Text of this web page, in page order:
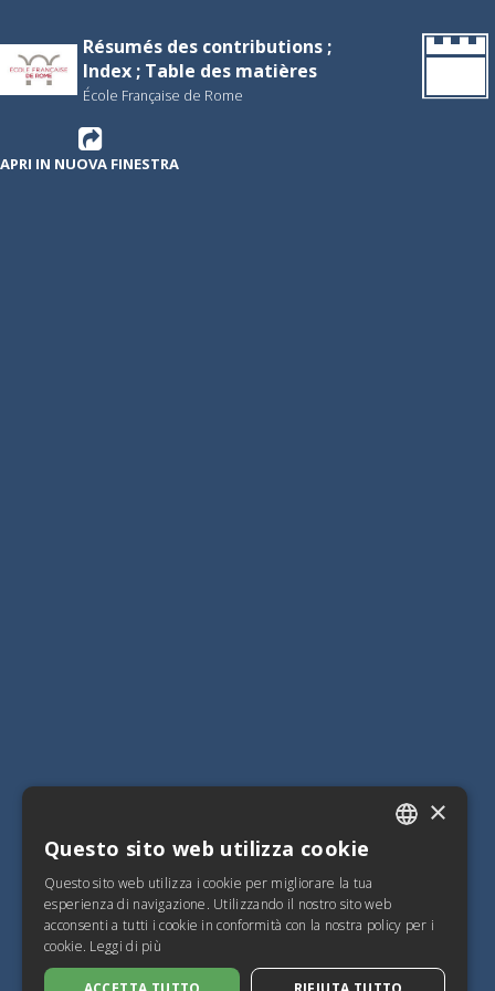
Résumés des contributions ;
Index ; Table des matières
École Française de Rome
APRI IN NUOVA FINESTRA
FRENCH
ENGLISH
×
Questo sito web utilizza cookie
Questo sito web utilizza i cookie per migliorare la tua
esperienza di navigazione. Utilizzando il nostro sito web
acconsenti a tutti i cookie in conformità con la nostra policy per i
cookie. Leggi di più